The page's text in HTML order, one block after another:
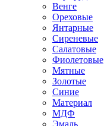
Венге
Ореховые
Янтарные
Сиреневые
Салатовые
Фиолетовые
Мятные
Золотые
Синие
Материал
МДФ
Эмаль